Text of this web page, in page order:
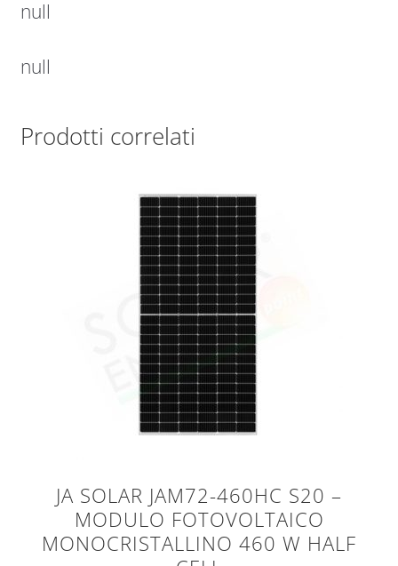
null
null
Prodotti correlati
JA SOLAR JAM72-460HC S20 –
MODULO FOTOVOLTAICO
MONOCRISTALLINO 460 W HALF